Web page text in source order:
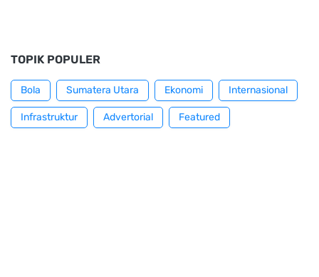
TOPIK POPULER
Bola Sumatera Utara Ekonomi Internasional
Infrastruktur Advertorial Featured